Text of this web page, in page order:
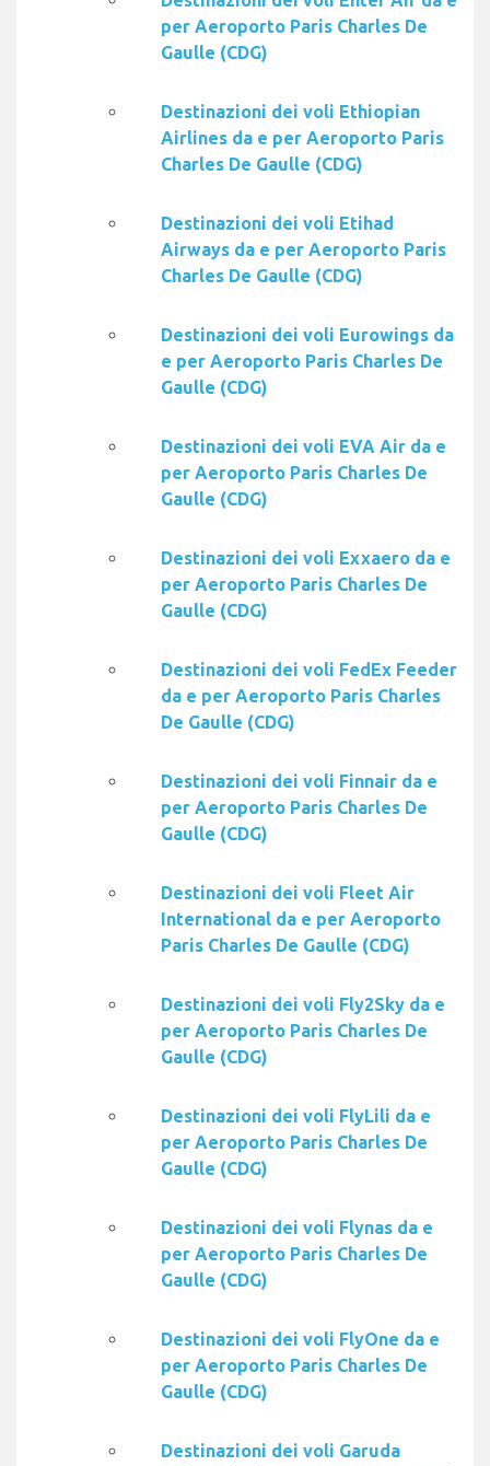
per Aeroporto Paris Charles De
Gaulle (CDG)
Destinazioni dei voli Ethiopian
Airlines da e per Aeroporto Paris
Charles De Gaulle (CDG)
Destinazioni dei voli Etihad
Airways da e per Aeroporto Paris
Charles De Gaulle (CDG)
Destinazioni dei voli Eurowings da
e per Aeroporto Paris Charles De
Gaulle (CDG)
Destinazioni dei voli EVA Air da e
per Aeroporto Paris Charles De
Gaulle (CDG)
Destinazioni dei voli Exxaero da e
per Aeroporto Paris Charles De
Gaulle (CDG)
Destinazioni dei voli FedEx Feeder
da e per Aeroporto Paris Charles
De Gaulle (CDG)
Destinazioni dei voli Finnair da e
per Aeroporto Paris Charles De
Gaulle (CDG)
Destinazioni dei voli Fleet Air
International da e per Aeroporto
Paris Charles De Gaulle (CDG)
Destinazioni dei voli Fly2Sky da e
per Aeroporto Paris Charles De
Gaulle (CDG)
Destinazioni dei voli FlyLili da e
per Aeroporto Paris Charles De
Gaulle (CDG)
Destinazioni dei voli Flynas da e
per Aeroporto Paris Charles De
Gaulle (CDG)
Destinazioni dei voli FlyOne da e
per Aeroporto Paris Charles De
Gaulle (CDG)
Destinazioni dei voli Garuda